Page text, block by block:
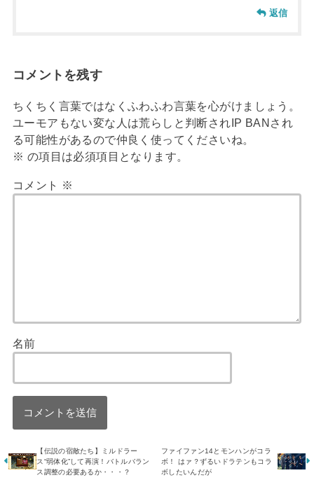
返信
コメントを残す
ちくちく言葉ではなくふわふわ言葉を心がけましょう。
ユーモアもない変な人は荒らしと判断されIP BANされ
る可能性があるので仲良く使ってくださいね。
※ の項目は必須項目となります。
コメント ※
名前
【伝説の宿敵たち】ミルドラー
ス“弱体化”して再演！バトルバラン
ス調整の必要あるか・・・？
ファイファン14とモンハンがコラ
ボ！ はァ？ずるいドラテンもコラ
ボしたいんだが